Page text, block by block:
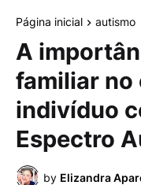
Página inicial autismo
A
familiar no
indivíduo
Espectro
by Elizandra